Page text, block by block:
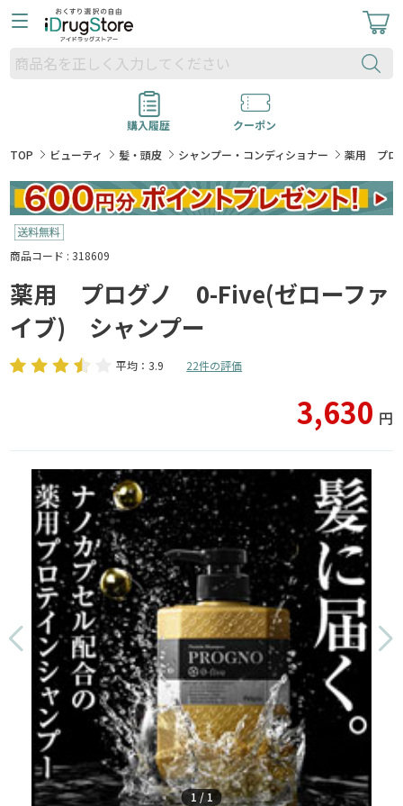
購入履歴
クーポン
TOP
ビューティ 髪・頭皮 シャンプー・コンディショナー 薬用 プロ
商品コード : 318609
薬用 プログノ 0-Five(ゼローファ
イブ) シャンプー
平均：3.9 22件の評価
3,630 円
1 /1